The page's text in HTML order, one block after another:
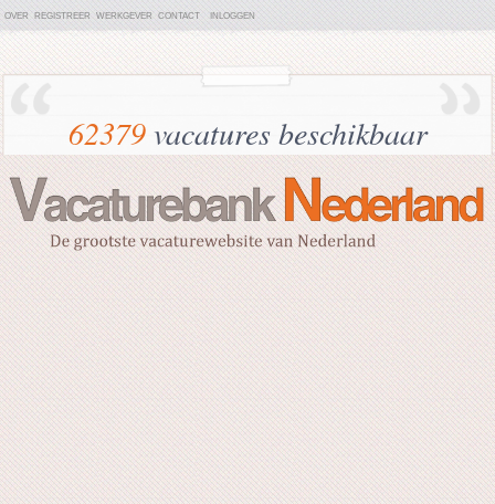
OVER REGISTREER WERKGEVER CONTACT INLOGGEN
62379vacatures beschikbaar